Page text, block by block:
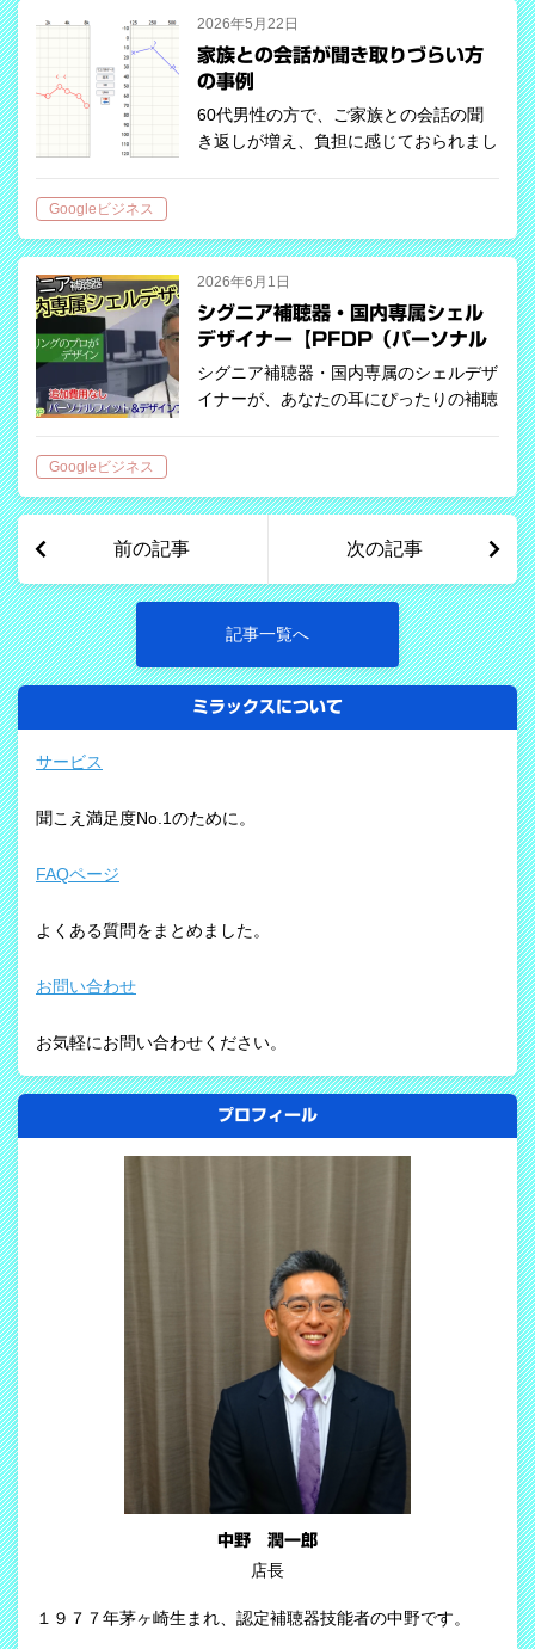
も…
2026年5月22日
家族との会話が聞き取りづらい方
の事例
60代男性の方で、ご家族との会話の聞
き返しが増え、負担に感じておられまし
く、ご家族の負担も減り、会話の機会が
増えた…
Googleビジネス
2026年6月1日
シグニア補聴器・国内専属シェル
デザイナー【PFDP（パーソナル
フィット＆デザインプログラ
ム）】
シグニア補聴器・国内専属のシェルデザ
イナーが、あなたの耳にぴったりの補聴
【YouTubeで見る】 https://…
Googleビジネス
前の記事 次の記事
記事一覧へ
ミラックスについて
サービス
聞こえ満足度No.1のために。
FAQページ
よくある質問をまとめました。
お問い合わせ
お気軽にお問い合わせください。
プロフィール
中野 潤一郎
店長
１９７７年茅ヶ崎生まれ、認定補聴器技能者の中野です。